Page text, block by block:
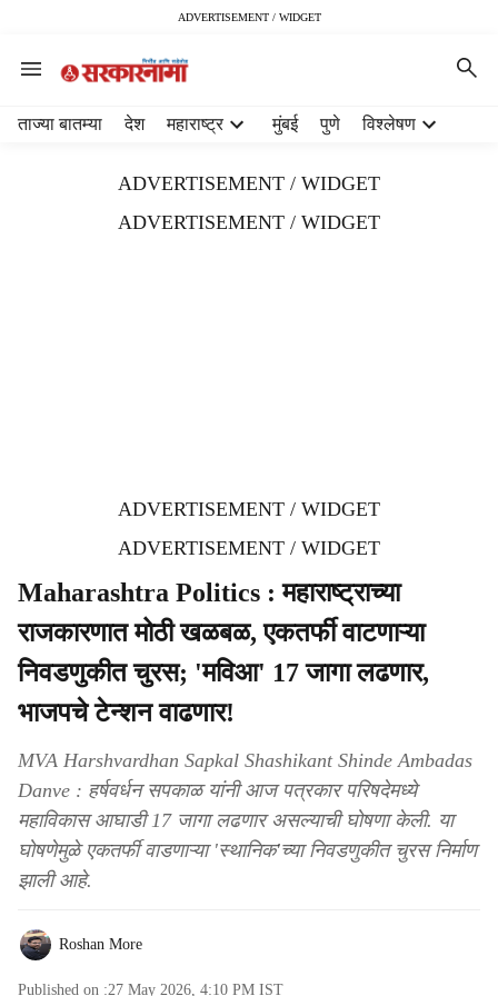
ADVERTISEMENT / WIDGET
ताज्या बातम्या देश महाराष्ट्र मुंबई पुणे विश्लेषण
ADVERTISEMENT / WIDGET
ADVERTISEMENT / WIDGET
ADVERTISEMENT / WIDGET
ADVERTISEMENT / WIDGET
Maharashtra Politics : महाराष्ट्राच्या
राजकारणात मोठी खळबळ, एकतर्फी वाटणाऱ्या
निवडणुकीत चुरस; 'मविआ' 17 जागा लढणार,
भाजपचे टेन्शन वाढणार!
MVA Harshvardhan Sapkal Shashikant Shinde Ambadas
Danve : हर्षवर्धन सपकाळ यांनी आज पत्रकार परिषदेमध्ये
महाविकास आघाडी 17 जागा लढणार असल्याची घोषणा केली. या
घोषणेमुळे एकतर्फी वाडणाऱ्या 'स्थानिक'च्या निवडणुकीत चुरस निर्माण
झाली आहे.
Roshan More
Published on :27 May 2026, 4:10 PM IST